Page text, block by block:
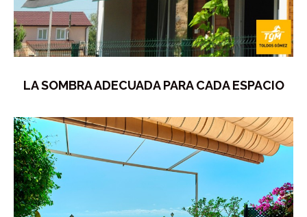
LA SOMBRA ADECUADA PARA CADA ESPACIO